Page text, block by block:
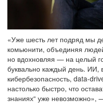
«Уже шесть лет подряд мы
комьюнити, объединяя
но вдохновляя — на целый
буквально каждый день. ИИ,
кибербезопасность, data-
настолько быстро, что
знаниях“ уже невозможно»,